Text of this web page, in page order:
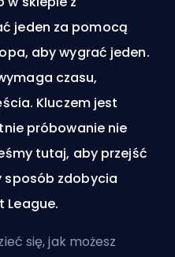
jeden za pomocą
aby wygrać jeden.
czasu,
Kluczem jest
próbowanie nie
tutaj, aby przejść
sposób zdobycia
League.
się, jak możesz